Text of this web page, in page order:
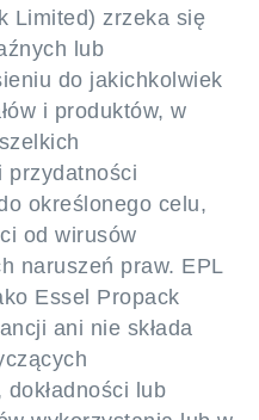
Limited) zrzeka się
lub
do jakichkolwiek
i produktów, w
przydatności
określonego celu,
od wirusów
naruszeń praw. EPL
Essel Propack
ani nie składa
lub